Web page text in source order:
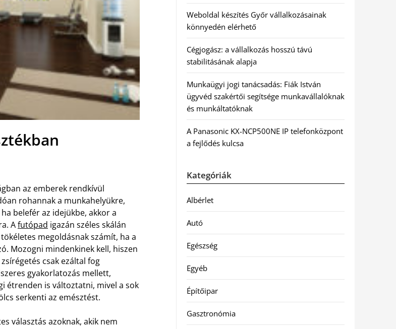
az emberek rendkívül
rohannak a munkahelyükre,
belefér az idejükbe, akkor a
Afutópad igazán széles skálán
megoldásnak számít, ha a
Mozogni mindenkinek kell, hiszen
csak ezáltal fog
gyakorlatozás mellett,
étrenden is változtatni, mivel a sok
serkenti az emésztést.
választás azoknak, akik nem
Weboldal készítés Győr vállalkozásainak
könnyedén elérhető
Cégjogász: a vállalkozás hosszú távú
stabilitásának alapja
Munkaügyi jogi tanácsadás: Fiák István
ügyvéd szakértői segítsége munkavállalóknak
és munkáltatóknak
A Panasonic KX-NCP500NE IP telefonközpont
a fejlődés kulcsa
Kategóriák
Albérlet
Autó
Egészség
Egyéb
Építőipar
Gasztronómia